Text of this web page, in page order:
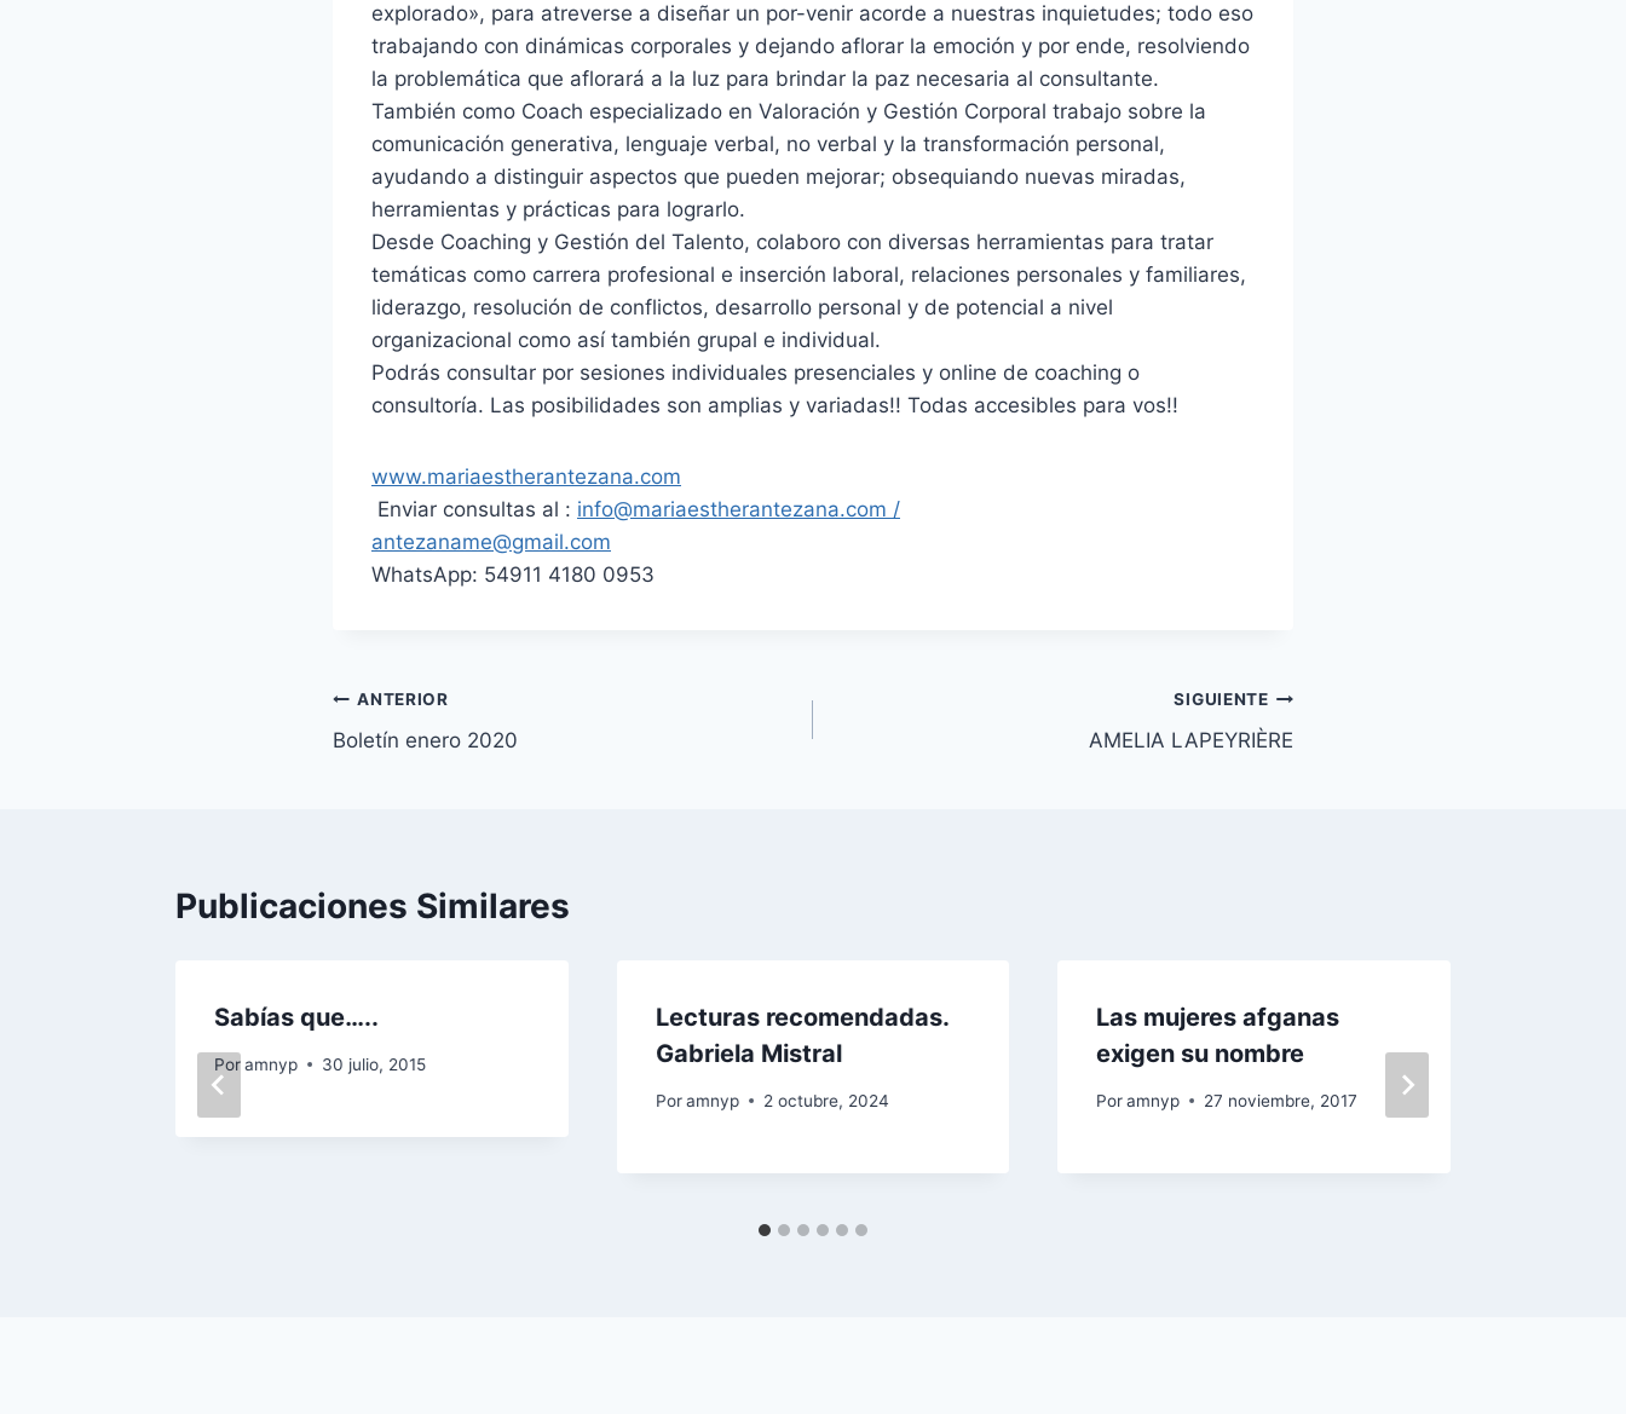
explorado», para atreverse a diseñar un por-venir acorde a nuestras inquietudes; todo eso
trabajando con dinámicas corporales y dejando aflorar la emoción y por ende, resolviendo
la problemática que aflorará a la luz para brindar la paz necesaria al consultante.
También como Coach especializado en Valoración y Gestión Corporal trabajo sobre la
comunicación generativa, lenguaje verbal, no verbal y la transformación personal,
ayudando a distinguir aspectos que pueden mejorar; obsequiando nuevas miradas,
herramientas y prácticas para lograrlo.
Desde Coaching y Gestión del Talento, colaboro con diversas herramientas para tratar
temáticas como carrera profesional e inserción laboral, relaciones personales y familiares,
liderazgo, resolución de conflictos, desarrollo personal y de potencial a nivel
organizacional como así también grupal e individual.
Podrás consultar por sesiones individuales presenciales y online de coaching o
consultoría. Las posibilidades son amplias y variadas!! Todas accesibles para vos!!
www.mariaestherantezana.com
Enviar consultas al : info@mariaestherantezana.com /
antezaname@gmail.com
WhatsApp: 54911 4180 0953
Navegación
de
ANTERIOR
Boletín enero 2020
SIGUIENTE
AMELIA LAPEYRIÈRE
Publicaciones Similares
Sabías que…..
Poramnyp 30 julio, 2015
Lecturas recomendadas.
Gabriela Mistral
Por amnyp 2 octubre, 2024
Las mujeres afganas
exigen su nombre
Por amnyp 27 noviembre, 2017